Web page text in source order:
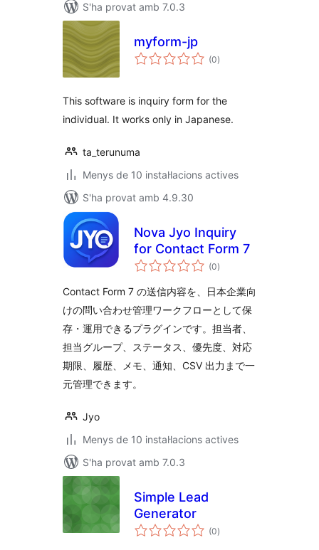
S'ha provat amb 7.0.3
myform-jp
(0puntuacions
totals
)
This software is inquiry form for the
individual. It works only in Japanese.
ta_terunuma
Menys de 10 instal·lacions actives
S'ha provat amb 4.9.30
Nova Jyo Inquiry
for Contact Form 7
(0puntuacions
totals
)
Contact Form 7 の送信内容を、日本企業向
けの問い合わせ管理ワークフローとして保
存・運用できるプラグインです。担当者、
担当グループ、ステータス、優先度、対応
期限、履歴、メモ、通知、CSV 出力まで一
元管理できます。
Jyo
Menys de 10 instal·lacions actives
S'ha provat amb 7.0.3
Simple Lead
Generator
(0puntuacions
totals
)